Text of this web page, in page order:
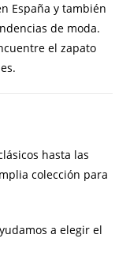
España y también
de moda.
el zapato
hasta las
colección para
a elegir el